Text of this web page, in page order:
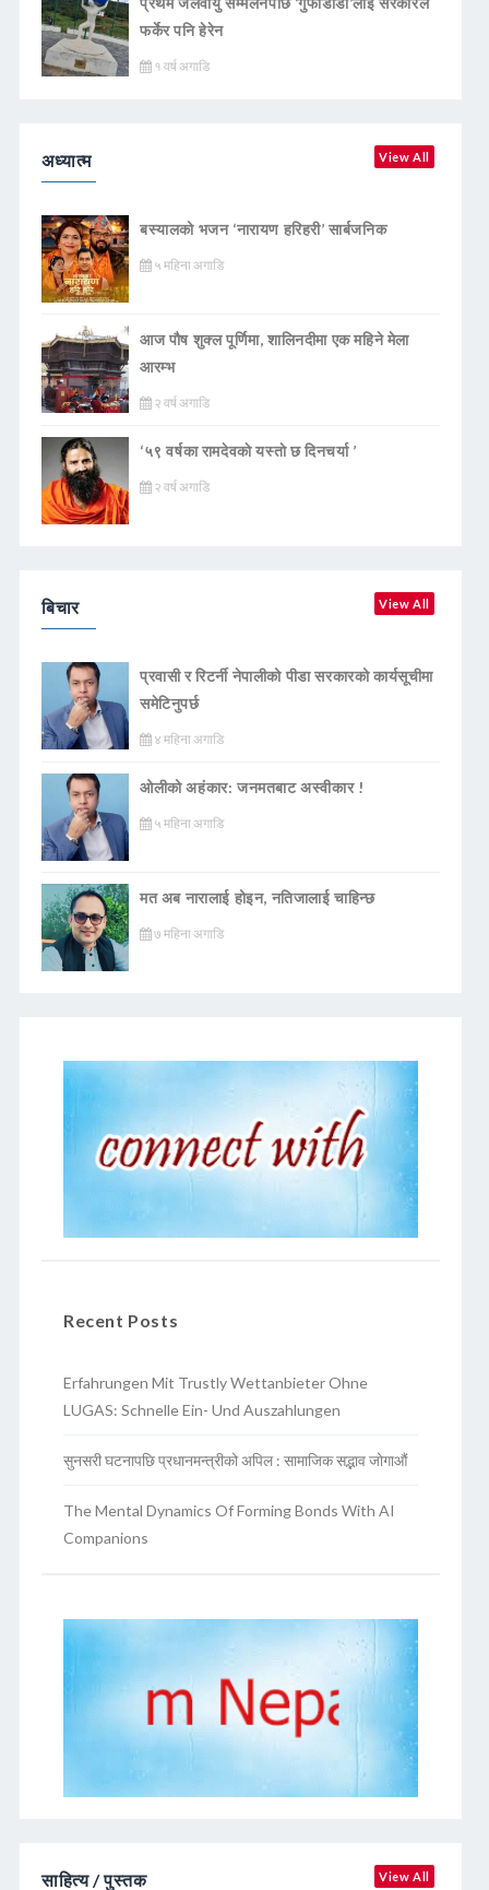
फर्केर पनि हेरेन
१ वर्ष अगाडि
अध्यात्म View All
बस्यालको भजन ‘नारायण हरिहरी’ सार्बजनिक
५ महिना अगाडि
आज पौष शुक्ल पूर्णिमा, शालिनदीमा एक महिने मेला
आरम्भ
२ वर्ष अगाडि
‘५९ वर्षका रामदेवकाे यस्ताे छ दिनचर्या ’
२ वर्ष अगाडि
बिचार View All
प्रवासी र रिटर्नी नेपालीको पीडा सरकारको कार्यसूचीमा
समेटिनुपर्छ
४ महिना अगाडि
ओलीको अहंकार: जनमतबाट अस्वीकार !
५ महिना अगाडि
मत अब नारालाई होइन, नतिजालाई चाहिन्छ
७ महिना अगाडि
Recent Posts
Erfahrungen Mit Trustly Wettanbieter Ohne
LUGAS: Schnelle Ein- Und Auszahlungen
सुनसरी घटनापछि प्रधानमन्त्रीको अपिल : सामाजिक सद्भाव जोगाऔं
The Mental Dynamics Of Forming Bonds With AI
Companions
साहित्य / पुस्तक View All